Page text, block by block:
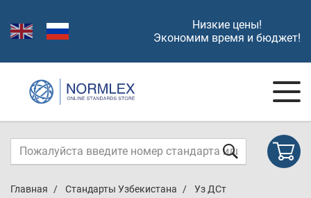
Низкие цены!
Экономим время и бюджет!
Главная Стандарты Узбекистана
Уз ДСт